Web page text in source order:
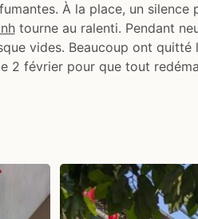
À la place, un silence
tourne au ralenti. Pendant
vides. Beaucoup ont
2 février pour que tout